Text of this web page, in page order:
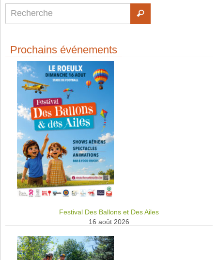
Prochains événements
Festival Des Ballons et Des Ailes
16 août 2026